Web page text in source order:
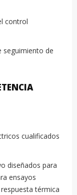
control
seguimiento de
cualificados
diseñados para
ensayos
térmica